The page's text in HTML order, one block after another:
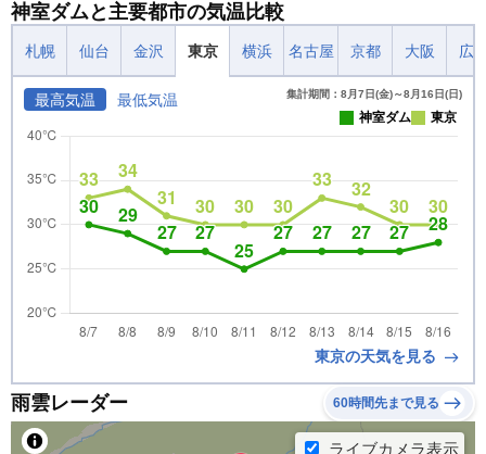
神室ダムと主要都市の気温比較
札幌 仙台 金沢 東京 横浜 名古屋 京都 大阪 広
最高気温 最低気温 集計期間：8月7日(金)～8月16日(日)
神室ダム 東京
東京の天気を見る
雨雲レーダー 60時間先まで見る